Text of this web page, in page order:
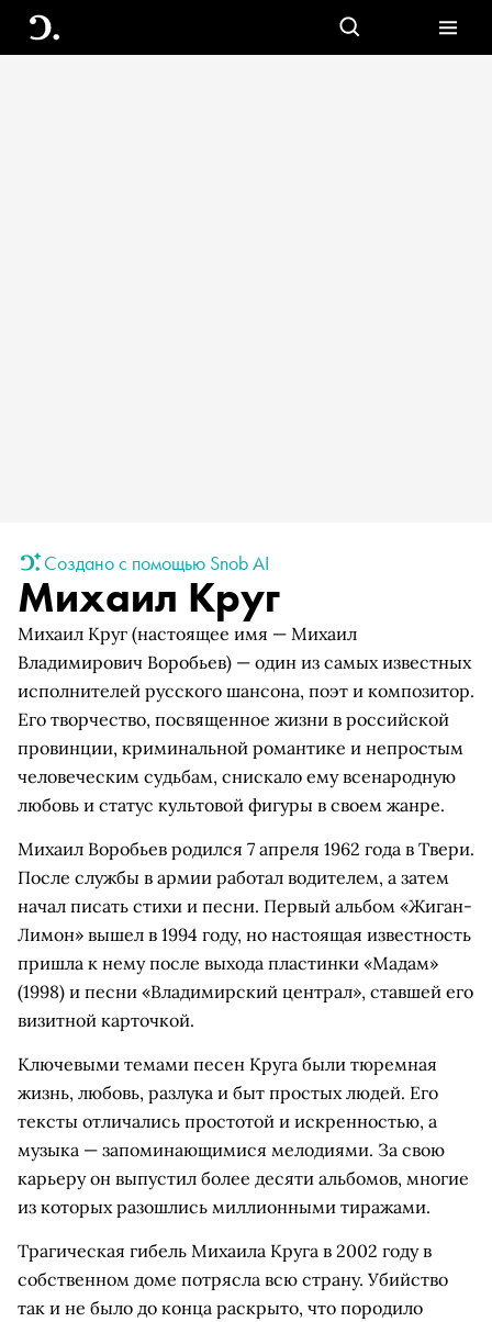
Создано с помощью Snob AI
Михаил Круг
Михаил Круг (настоящее имя — Михаил
Владимирович Воробьев) — один из самых известных
исполнителей русского шансона, поэт и композитор.
Его творчество, посвященное жизни в российской
провинции, криминальной романтике и непростым
человеческим судьбам, снискало ему всенародную
любовь и статус культовой фигуры в своем жанре.
Михаил Воробьев родился 7 апреля 1962 года в Твери.
После службы в армии работал водителем, а затем
начал писать стихи и песни. Первый альбом «Жиган-
Лимон» вышел в 1994 году, но настоящая известность
пришла к нему после выхода пластинки «Мадам»
(1998) и песни «Владимирский централ», ставшей его
визитной карточкой.
Ключевыми темами песен Круга были тюремная
жизнь, любовь, разлука и быт простых людей. Его
тексты отличались простотой и искренностью, а
музыка — запоминающимися мелодиями. За свою
карьеру он выпустил более десяти альбомов, многие
из которых разошлись миллионными тиражами.
Трагическая гибель Михаила Круга в 2002 году в
собственном доме потрясла всю страну. Убийство
так и не было до конца раскрыто, что породило